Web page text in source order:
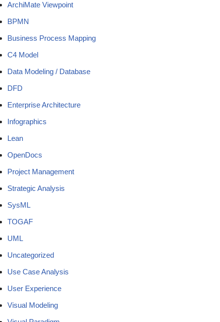
ArchiMate Viewpoint
BPMN
Business Process Mapping
C4 Model
Data Modeling / Database
DFD
Enterprise Architecture
Infographics
Lean
OpenDocs
Project Management
Strategic Analysis
SysML
TOGAF
UML
Uncategorized
Use Case Analysis
User Experience
Visual Modeling